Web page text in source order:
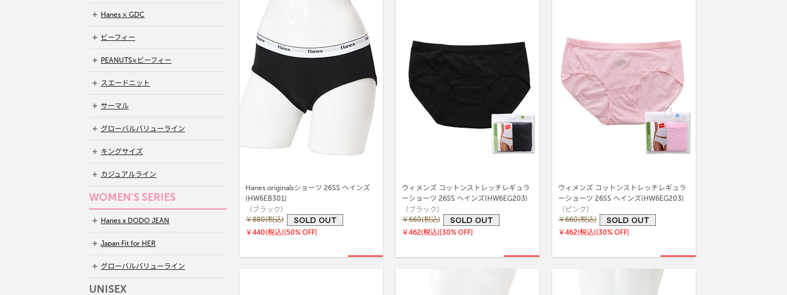
Hanes originalsショーツ 26SS ヘインズ
(HW6EB301)
（ブラック）
￥880(税込)
￥440(税込)[50% OFF]
ウィメンズ コットンストレッチレギュラ
ーショーツ 26SS ヘインズ(HW6EG203)
（ブラック）
￥660(税込)
￥462(税込)[30% OFF]
ウィメンズ コットンストレッチレギュラ
ーショーツ 26SS ヘインズ(HW6EG203)
（ピンク）
￥660(税込)
￥462(税込)[30% OFF]
Hanes × GDC
ビーフィー
PEANUTS×ビーフィー
スエードニット
サーマル
グローバルバリューライン
キングサイズ
カジュアルライン
WOMEN'S SERIES
Hanes x DODO JEAN
Japan Fit for HER
グローバルバリューライン
UNISEX